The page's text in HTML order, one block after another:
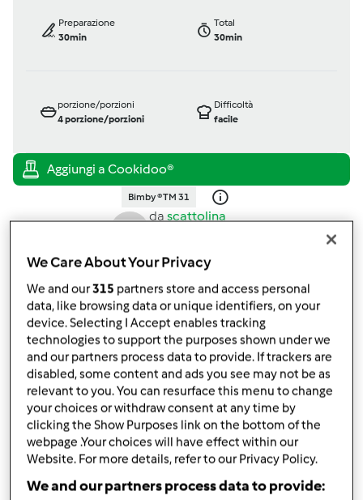
Preparazione
30min
Total
30min
porzione/porzioni
4porzione/porzioni
Difficoltà
facile
Bimby ® TM 31
da scattolina
Aggiungi alle mie raccolte
condividi la ricetta
Crea variante
Ingredienti
Per il risotto
We Care About Your Privacy
We and our315 partners store and access personal
data, like browsing data or unique identifiers, on your
device. Selecting I Accept enables tracking
technologies to support the purposes shown under we
and our partners process data to provide. If trackers are
disabled, some content and ads you see may not be as
relevant to you. You can resurface this menu to change
your choices or withdraw consent at any time by
clicking the Show Purposes link on the bottom of the
webpage .Your choices will have effect within our
Website. For more details, refer to our Privacy Policy.
We and our partners process data to provide: